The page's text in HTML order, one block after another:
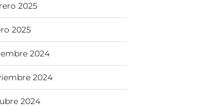
2025
2025
2024
2024
2024